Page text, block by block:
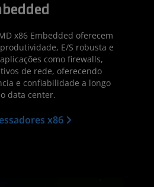
x86 Embedded oferecem
E/S robusta e
como firewalls,
de rede, oferecendo
e confiabilidade a longo
data center.
x86